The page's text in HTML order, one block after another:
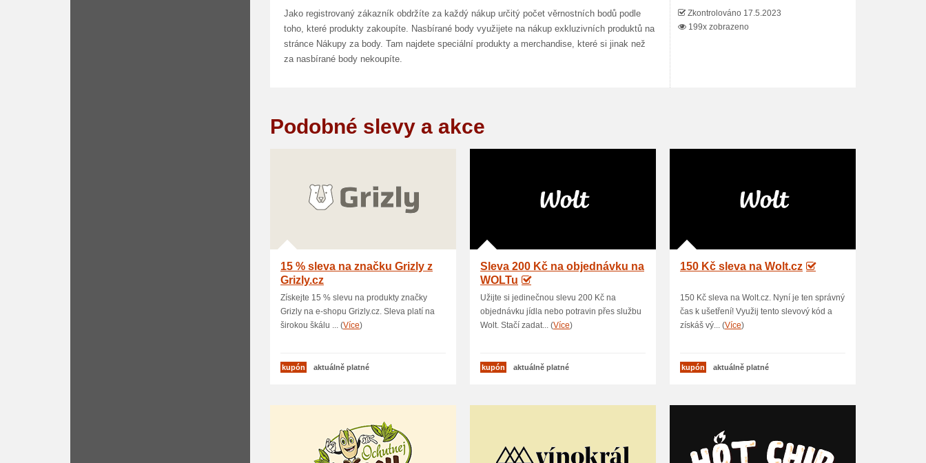
Jako registrovaný zákazník obdržíte za každý nákup určitý počet věrnostních bodů podle
toho, které produkty zakoupíte. Nasbírané body využijete na nákup exkluzivních produktů na
stránce Nákupy za body. Tam najdete speciální produkty a merchandise, které si jinak než
za nasbírané body nekoupíte.
Zkontrolováno 17.5.2023
199x zobrazeno
Podobné slevy a akce
15 % sleva na značku Grizly z
Grizly.cz
Získejte 15 % slevu na produkty značky
Grizly na e-shopu Grizly.cz. Sleva platí na
širokou škálu ... (Více)
kupón aktuálně platné
Sleva 200 Kč na objednávku na
WOLTu
Užijte si jedinečnou slevu 200 Kč na
objednávku jídla nebo potravin přes službu
Wolt. Stačí zadat... (Více)
kupón aktuálně platné
150 Kč sleva na Wolt.cz
150 Kč sleva na Wolt.cz. Nyní je ten správný
čas k ušetření! Využij tento slevový kód a
získáš vý... (Více)
kupón aktuálně platné